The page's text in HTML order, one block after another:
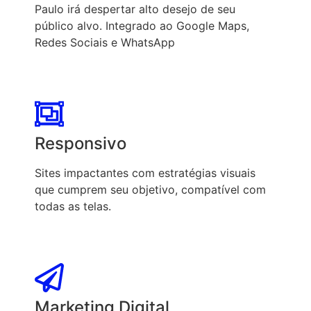
Paulo irá despertar alto desejo de seu
público alvo. Integrado ao Google Maps,
Redes Sociais e WhatsApp
Responsivo
Sites impactantes com estratégias visuais
que cumprem seu objetivo, compatível com
todas as telas.